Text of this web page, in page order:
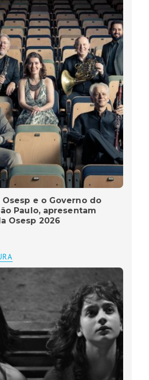
Osesp e o Governo do
Paulo, apresentam
Osesp 2026